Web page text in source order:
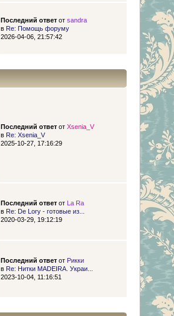
Последний ответот sandra
в Re: Помощь форуму
2026-04-06, 21:57:42
Последний ответот Xsenia_V
в Re: Xsenia_V
2025-10-27, 17:16:29
Последний ответот
La Ra
в Re: De Lory - готовые из...
2020-03-29, 19:12:19
Последний ответот Рикки
в Re: Нитки MADEIRA. Украи...
2023-10-04, 11:16:51